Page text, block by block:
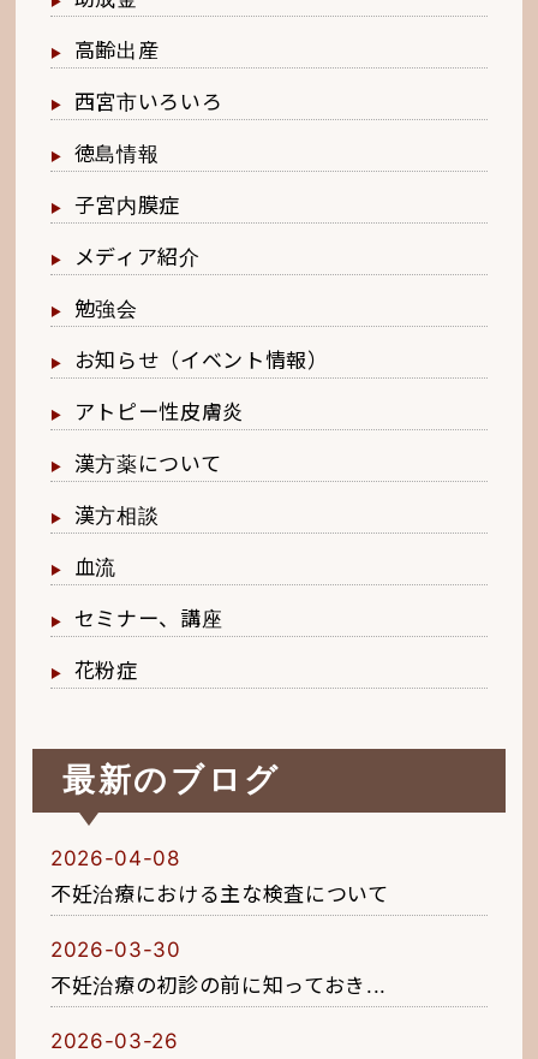
高齢出産
西宮市いろいろ
徳島情報
子宮内膜症
メディア紹介
勉強会
お知らせ（イベント情報）
アトピー性皮膚炎
漢方薬について
漢方相談
血流
セミナー、講座
花粉症
最新のブログ
2026-04-08
不妊治療における主な検査について
2026-03-30
不妊治療の初診の前に知っておき...
2026-03-26